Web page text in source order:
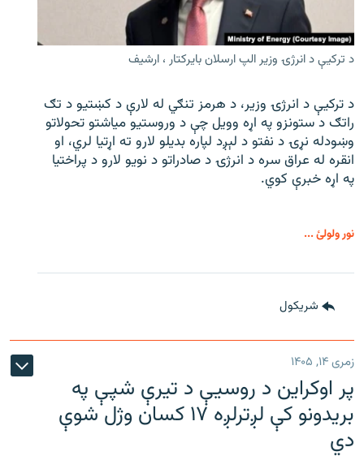
د ترکیې د انرژۍ وزیر الپ ارسلان بایرکتار ، ارشیف
د ترکیې د انرژۍ وزیر، د هرمز تنګي له لارې د کښتیو د تګ
راتګ د ستونزو په اړه وویل چې د وروستیو میاشتو تحولاتو
وښودله نړۍ د نفتو د لېږد لپاره بدیلو لارو ته اړتیا لري، او
انقره له عراق سره د انرژۍ د صادراتو د نویو لارو د پراختیا
په اړه خبرې کوي.
نور ولولئ ...
شريکول
زمری ۱۴, ۱۴۰۵
پر اوکراین د روسیې د تیرې شپې په
بریدونو کې لږترلږه ۱۷ کسان وژل شوې
دي